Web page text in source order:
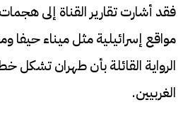
فقد أشارت تقارير القناة إلى
مواقع إسرائيلية مثل ميناء حيفا
الرواية القائلة بأن طهران تشكل
الغربيين.